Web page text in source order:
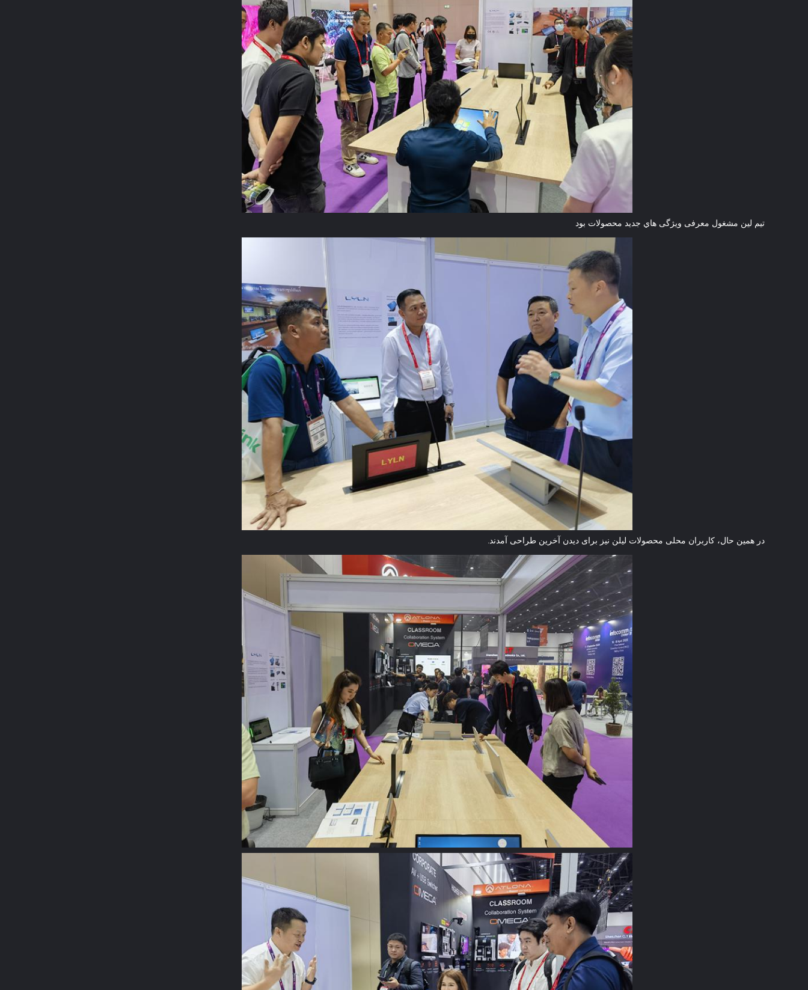
تيم لين مشغول معرفی ویژگی هاي جديد محصولات بود
در همین حال، کاربران محلی محصولات لیلن نیز برای دیدن آخرین طراحی آمدند.